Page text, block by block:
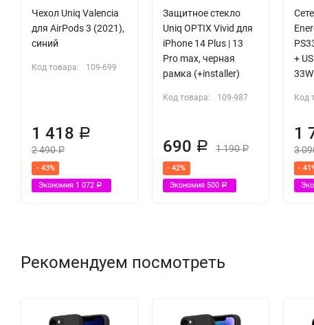
Чехол Uniq Valencia
для AirPods 3 (2021),
синий
Код товара: 109-699
1 418 Р
2 490Р
- 43%
Экономия 1 072 Р
Защитное стекло
Uniq OPTIX Vivid для
iPhone 14 Plus | 13
Pro max, черная
рамка (+installer)
Код товара: 109-987
690 Р 1 190Р
- 42%
Экономия 500 Р
+
33W
Код
1
3
-
Рекомендуем посмотреть